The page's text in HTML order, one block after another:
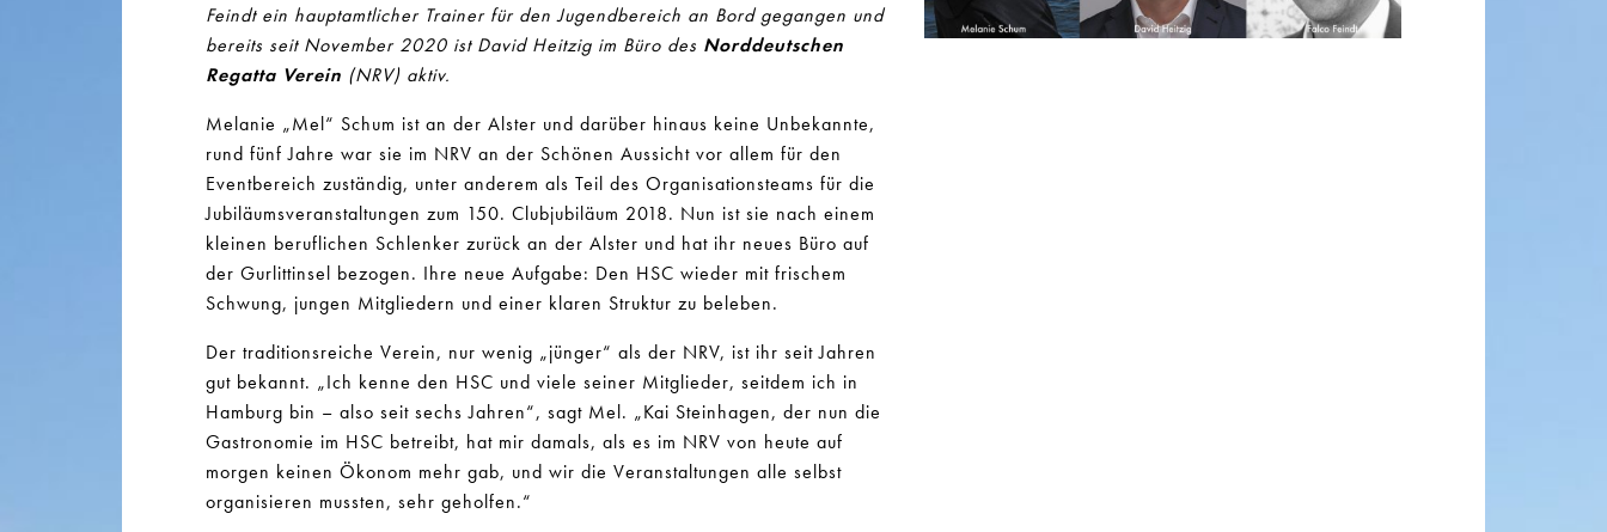
Feindt ein hauptamtlicher Trainer für den Jugendbereich an Bord gegangen und
bereits seit November 2020 ist David Heitzig im Büro des Norddeutschen
Regatta Verein (NRV) aktiv.
Melanie „Mel“ Schum ist an der Alster und darüber hinaus keine Unbekannte,
rund fünf Jahre war sie im NRV an der Schönen Aussicht vor allem für den
Eventbereich zuständig, unter anderem als Teil des Organisationsteams für die
Jubiläumsveranstaltungen zum 150. Clubjubiläum 2018. Nun ist sie nach einem
kleinen beruflichen Schlenker zurück an der Alster und hat ihr neues Büro auf
der Gurlittinsel bezogen. Ihre neue Aufgabe: Den HSC wieder mit frischem
Schwung, jungen Mitgliedern und einer klaren Struktur zu beleben.
Der traditionsreiche Verein, nur wenig „jünger“ als der NRV, ist ihr seit Jahren
gut bekannt. „Ich kenne den HSC und viele seiner Mitglieder, seitdem ich in
Hamburg bin – also seit sechs Jahren“, sagt Mel. „Kai Steinhagen, der nun die
Gastronomie im HSC betreibt, hat mir damals, als es im NRV von heute auf
morgen keinen Ökonom mehr gab, und wir die Veranstaltungen alle selbst
organisieren mussten, sehr geholfen.“